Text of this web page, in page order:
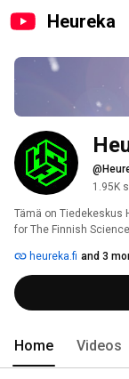
Heureka
1.95K
Tämä on Tiedekeskus
for The Finnish
heureka.fi and 3
Home Videos